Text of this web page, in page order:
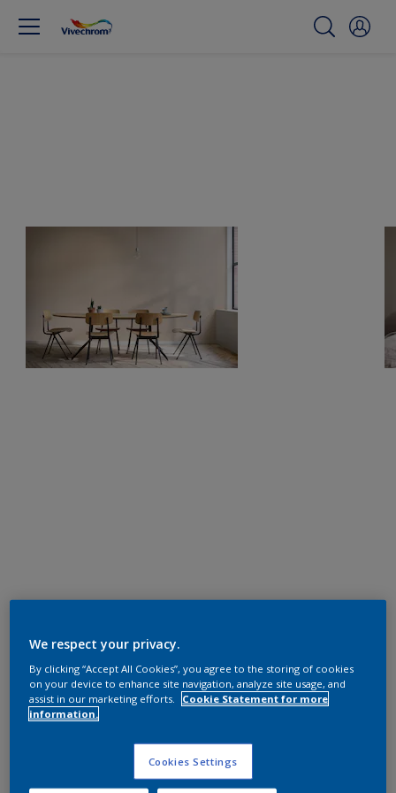
We respect your privacy.
By clicking “Accept All Cookies”, you agree to the storing of cookies
on your device to enhance site navigation, analyze site usage, and
assist in our marketing efforts.
Cookie Statement for more
information.
Cookies Settings